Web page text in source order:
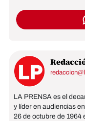
LA PRENSA es el
y líder en audiencias
26 de octubre de 1964